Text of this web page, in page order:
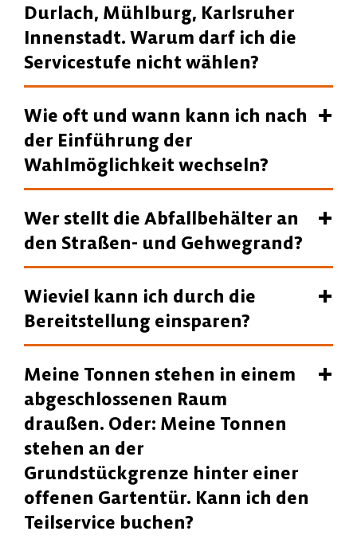
Durlach, Mühlburg, Karlsruher
Innenstadt. Warum darf ich die
Servicestufe nicht wählen?
Wie oft und wann kann ich nach
der Einführung der
Wahlmöglichkeit wechseln?
Wer stellt die Abfallbehälter an
den Straßen- und Gehwegrand?
Wieviel kann ich durch die
Bereitstellung einsparen?
Meine Tonnen stehen in einem
abgeschlossenen Raum
draußen. Oder: Meine Tonnen
stehen an der
Grundstückgrenze hinter einer
offenen Gartentür. Kann ich den
Teilservice buchen?